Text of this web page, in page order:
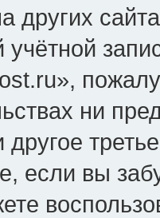
других
учётной
ни
другое
если вы